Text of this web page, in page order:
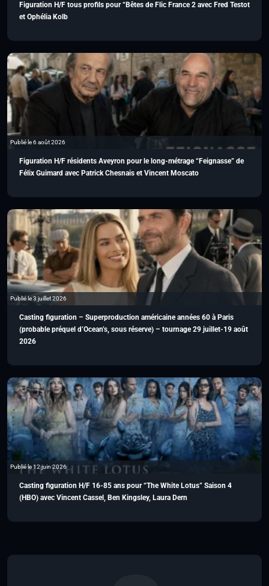
Figuration H/F tous profils pour “Bêtes de Flic France 2 avec Fred Testot
et Ophélia Kolb
Publié le 6 août 2026
Figuration H/F résidents Aveyron pour le long-métrage “Feignasse” de
Félix Guimard avec Patrick Chesnais et Vincent Moscato
Publié le 3 juillet 2026
Casting figuration – Superproduction américaine années 60 à Paris
(probable préquel d’Ocean’s, sous réserve) – tournage 29 juillet-19 août
2026
Publié le 12 juin 2026
Casting figuration H/F 16-85 ans pour “The White Lotus” Saison 4
(HBO) avec Vincent Cassel, Ben Kingsley, Laura Dern